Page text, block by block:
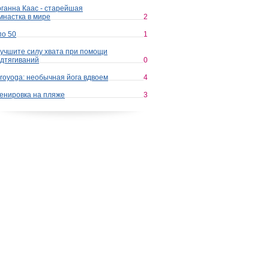
Каас - старейшая
в мире
2
50 1
силу хвата при помощи
0
необычная йога вдвоем 4
на пляже 3